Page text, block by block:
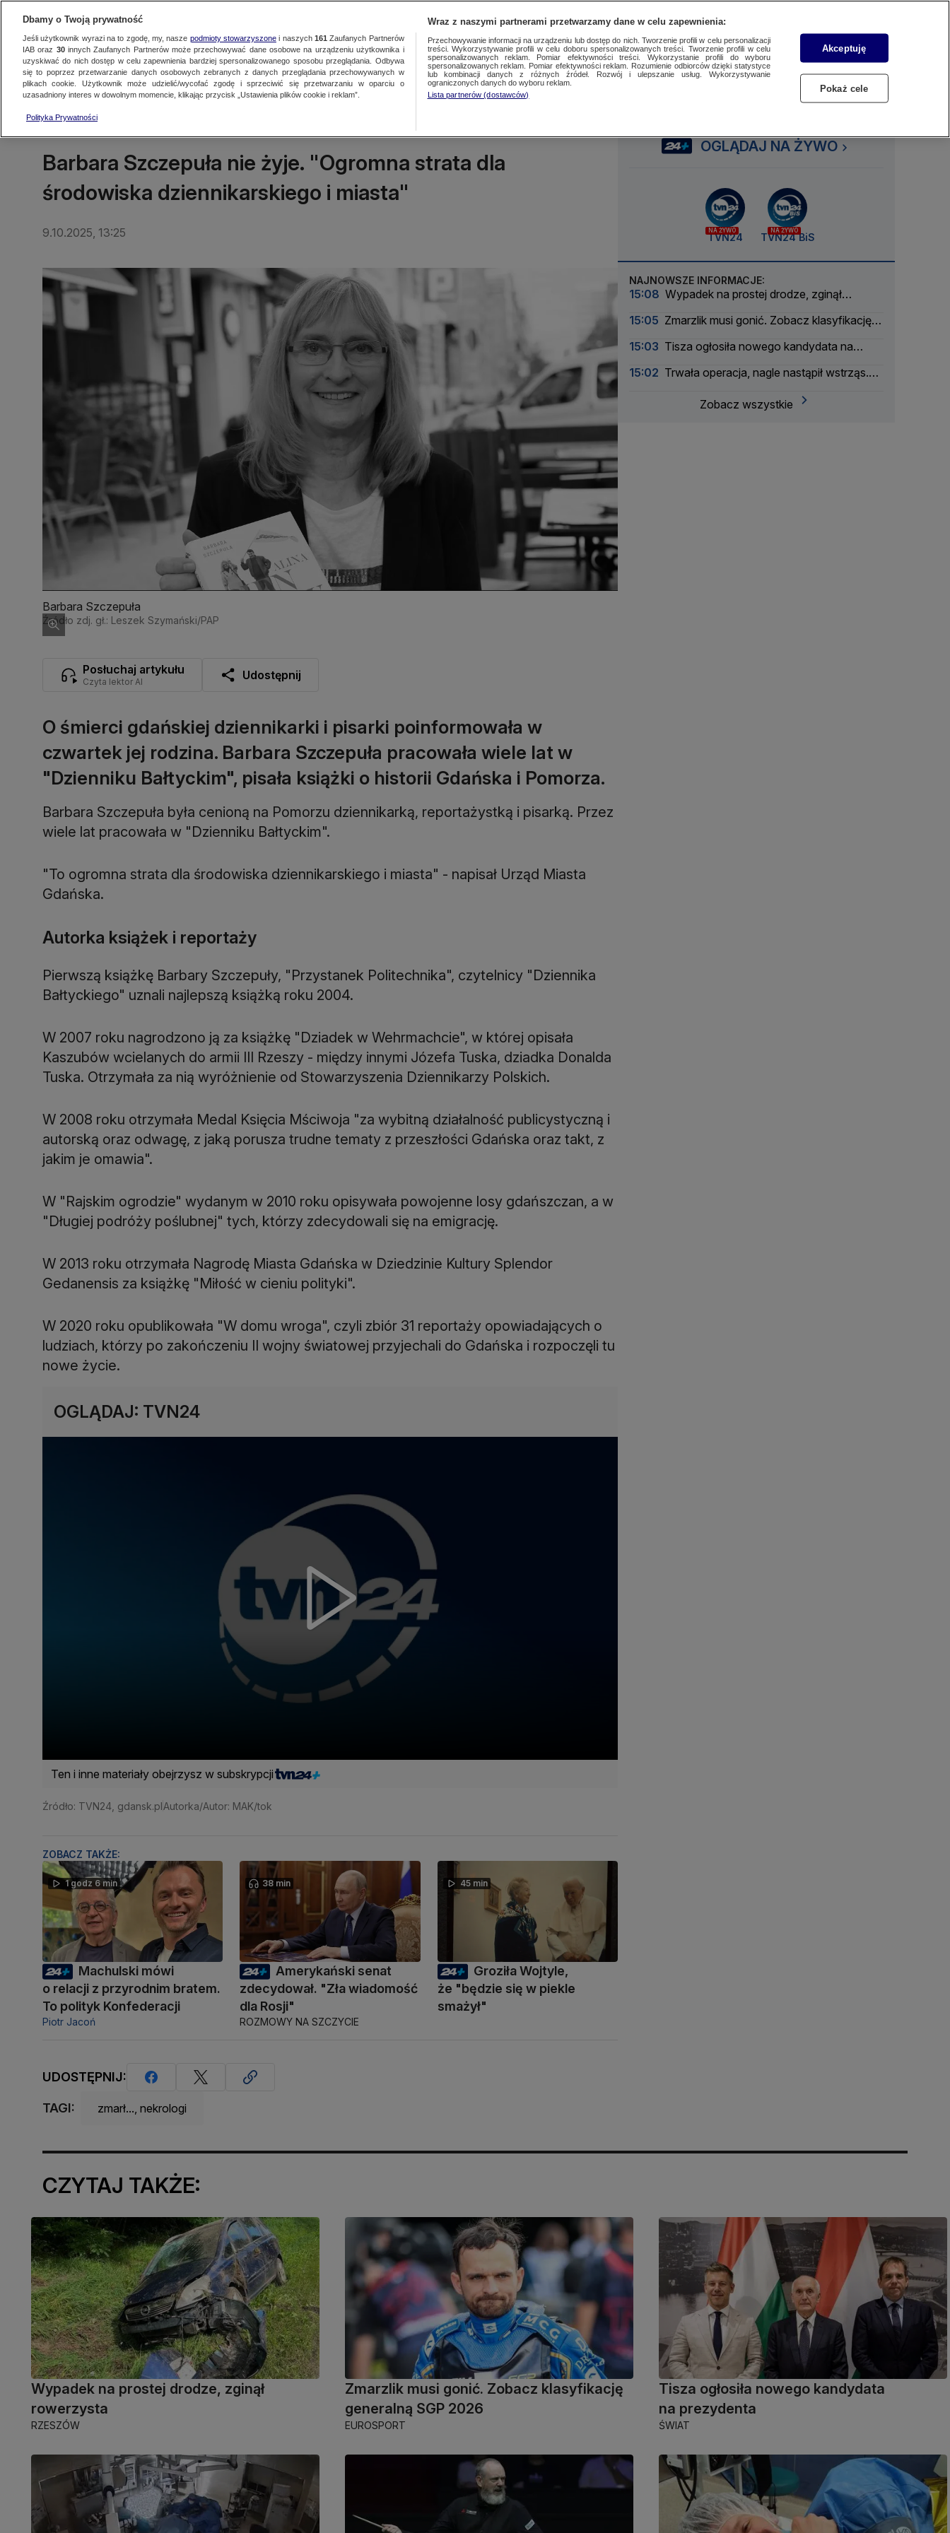
SUBSKRYBUJ
SzukajZaloguj się
Oglądaj TVN24NajnowszeFaktyŚwiat PolskaRegionalne Więcej CzytajSłuchaj
Barbara Szczepuła nie żyje. "Ogromna strata dla
środowiska dziennikarskiego i miasta"
9.10.2025, 13:25
Barbara Szczepuła
Źródło zdj. gł.: Leszek Szymański/PAP
Posłuchaj artykułu
Czyta lektor AI Udostępnij
O śmierci gdańskiej dziennikarki i pisarki poinformowała w
czwartek jej rodzina. Barbara Szczepuła pracowała wiele lat w
"Dzienniku Bałtyckim", pisała książki o historii Gdańska i Pomorza.
Barbara Szczepuła była cenioną na Pomorzu dziennikarką, reportażystką i pisarką. Przez
wiele lat pracowała w "Dzienniku Bałtyckim".
"To ogromna strata dla środowiska dziennikarskiego i miasta" - napisał Urząd Miasta
Gdańska.
Autorka książek i reportaży
Pierwszą książkę Barbary Szczepuły, "Przystanek Politechnika", czytelnicy "Dziennika
Bałtyckiego" uznali najlepszą książką roku 2004.
W 2007 roku nagrodzono ją za książkę "Dziadek w Wehrmachcie", w której opisała
Kaszubów wcielanych do armii III Rzeszy - między innymi Józefa Tuska, dziadka Donalda
Tuska. Otrzymała za nią wyróżnienie od Stowarzyszenia Dziennikarzy Polskich.
W 2008 roku otrzymała Medal Księcia Mściwoja "za wybitną działalność publicystyczną i
autorską oraz odwagę, z jaką porusza trudne tematy z przeszłości Gdańska oraz takt, z
jakim je omawia".
W "Rajskim ogrodzie" wydanym w 2010 roku opisywała powojenne losy gdańszczan, a w
"Długiej podróży poślubnej" tych, którzy zdecydowali się na emigrację.
W 2013 roku otrzymała Nagrodę Miasta Gdańska w Dziedzinie Kultury Splendor
Gedanensis za książkę "Miłość w cieniu polityki".
W 2020 roku opublikowała "W domu wroga", czyli zbiór 31 reportaży opowiadających o
ludziach, którzy po zakończeniu II wojny światowej przyjechali do Gdańska i rozpoczęli tu
nowe życie.
OGLĄDAJ: TVN24
Ten i inne materiały obejrzysz w subskrypcji
Źródło: TVN24, gdansk.plAutorka/Autor: MAK/tok
ZOBACZ TAKŻE:
1 godz 6 min
Machulski mówi
o relacji z przyrodnim bratem.
To polityk Konfederacji
Piotr Jacoń
38 min
Amerykański senat
zdecydował. "Zła wiadomość
dla Rosji"
ROZMOWY NA SZCZYCIE
45 min
Groziła Wojtyle,
że "będzie się w piekle
smażył"
UDOSTĘPNIJ:
TAGI: zmarł..., nekrologi
OGLĄDAJ NA ŻYWO
NA ŻYWO
TVN24
NA ŻYWO
TVN24 BiS
NAJNOWSZE INFORMACJE:
15:08 Wypadek na prostej drodze, zginął
15:05 Zmarzlik musi gonić. Zobacz klasyfikację
15:03 Tisza ogłosiła nowego kandydata na
15:02 Trwała operacja, nagle nastąpił wstrząs.
Zobacz wszystkie
CZYTAJ TAKŻE:
Wypadek na prostej drodze, zginął
rowerzysta
RZESZÓW
Zmarzlik musi gonić. Zobacz klasyfikację
generalną SGP 2026
EUROSPORT
Tisza ogłosiła nowego kandydata
na prezydenta
ŚWIAT
Dbamy o Twoją prywatność
Jeśli użytkownik wyrazi na to zgodę, my, nasze podmioty stowarzyszonei naszych 161 Zaufanych Partnerów
IAB oraz 30innych Zaufanych Partnerów może przechowywać dane osobowe na urządzeniu użytkownika i
uzyskiwać do nich dostęp w celu zapewnienia bardziej spersonalizowanego sposobu przeglądania. Odbywa
się to poprzez przetwarzanie danych osobowych zebranych z danych przeglądania przechowywanych w
plikach cookie. Użytkownik może udzielić/wycofać zgodę i sprzeciwić się przetwarzaniu w oparciu o
uzasadniony interes w dowolnym momencie, klikając przycisk „Ustawienia plików cookie i reklam”.
Polityka Prywatności
Wraz z naszymi partnerami przetwarzamy dane w celu zapewnienia:
Przechowywanie informacji na urządzeniu lub dostęp do nich. Tworzenie profili w celu personalizacji
treści. Wykorzystywanie profili w celu doboru spersonalizowanych treści. Tworzenie profili w celu
spersonalizowanych reklam. Pomiar efektywności treści. Wykorzystanie profili do wyboru
spersonalizowanych reklam. Pomiar efektywności reklam. Rozumienie odbiorców dzięki statystyce
lub kombinacji danych z różnych źródeł. Rozwój i ulepszanie usług. Wykorzystywanie
ograniczonych danych do wyboru reklam.
Lista partnerów (dostawców)
Akceptuję
Pokaż cele